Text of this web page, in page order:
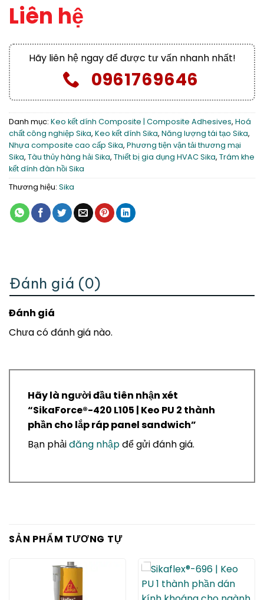
Liên hệ
Hãy liên hệ ngay để được tư vấn nhanh nhất!
0961769646
Danh mục: Keo kết dính Composite | Composite Adhesives, Hoá
chất công nghiệp Sika, Keo kết dính Sika, Năng lượng tái tạo Sika,
Nhựa composite cao cấp Sika, Phương tiện vận tải thương mại
Sika, Tàu thủy hàng hải Sika, Thiết bị gia dụng HVAC Sika, Trám khe
kết dính đàn hồi Sika
Thương hiệu: Sika
Đánh giá (0)
Đánh giá
Chưa có đánh giá nào.
Hãy là người đầu tiên nhận xét
“SikaForce®-420 L105 | Keo PU 2 thành
phần cho lắp ráp panel sandwich”
Bạn phảiđăng nhậpđể gửi đánh giá.
SẢN PHẨM TƯƠNG TỰ